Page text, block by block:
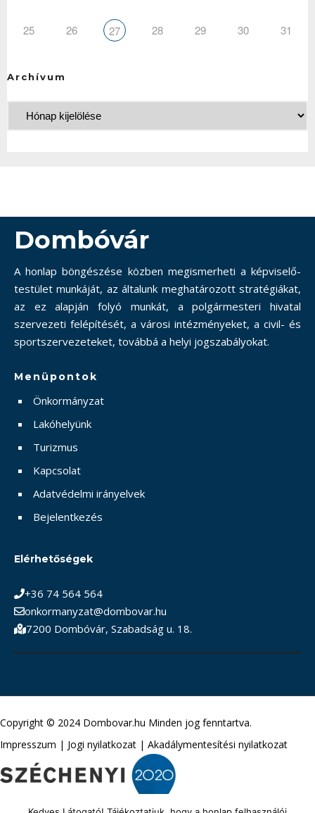
25 26 27 28 29 30 31
Archívum
Dombóvár
A honlap böngészése közben megismerheti a képviselő-
testület munkáját, az általunk meghatározott stratégiákat,
az ez alapján folyó munkát, a polgármesteri hivatal
szervezeti felépítését, a városi intézményeket, a civil- és
sportszervezeteket, továbbá a helyi jogszabályokat.
Menüpontok
Önkormányzat
Lakóhelyünk
Turizmus
Kapcsolat
Adatvédelmi irányelvek
Bejelentkezés
Elérhetőségek
+36 74 564 564
onkormanyzat@dombovar.hu
7200 Dombóvár, Szabadság u. 18.
Copyright © 2024 Dombovar.hu Minden jog fenntartva.
Impresszum | Jogi nyilatkozat | Akadálymentesítési nyilatkozat